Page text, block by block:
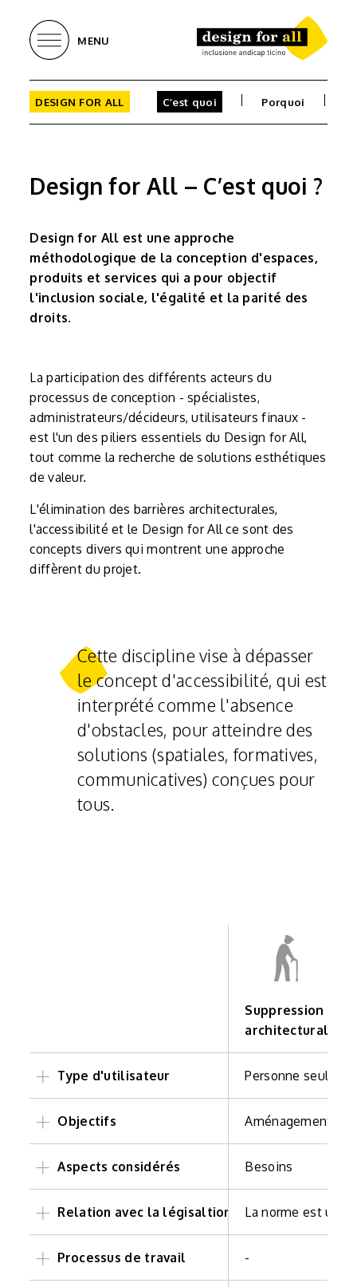
MENU
DESIGN FOR ALL C’est quoi Porquoi
Design for All – C’est quoi ?
Design for All est une approche
méthodologique de la conception d'espaces,
produits et services qui a pour objectif
l'inclusion sociale, l'égalité et la parité des
droits.
La participation des différents acteurs du
processus de conception - spécialistes,
administrateurs/décideurs, utilisateurs finaux -
est l'un des piliers essentiels du Design for All,
tout comme la recherche de solutions esthétiques
de valeur.
L'élimination des barrières architecturales,
l'accessibilité et le Design for All ce sont des
concepts divers qui montrent une approche
diffèrent du projet.
Cette discipline vise à dépasser
le concept d'accessibilité, qui est
interprété comme l'absence
d'obstacles, pour atteindre des
solutions (spatiales, formatives,
communicatives) conçues pour
tous.
Suppression des
architecturales
Type d'utilisateur
Personne seule
handicap
Objectifs
Aménagements
Effectuer des
ponctuelles, pour
individu
Aspects considérés
Besoins
spécifiques/
la personne avec
Relation avec la légisaltion La norme est une
Processus de travail -